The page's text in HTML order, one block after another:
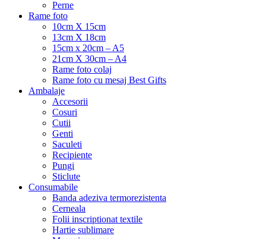
Perne
Rame foto
10cm X 15cm
13cm X 18cm
15cm x 20cm – A5
21cm X 30cm – A4
Rame foto colaj
Rame foto cu mesaj Best Gifts
Ambalaje
Accesorii
Cosuri
Cutii
Genti
Saculeti
Recipiente
Pungi
Sticlute
Consumabile
Banda adeziva termorezistenta
Cerneala
Folii inscriptionat textile
Hartie sublimare